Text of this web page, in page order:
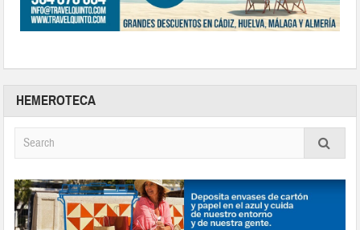
HEMEROTECA